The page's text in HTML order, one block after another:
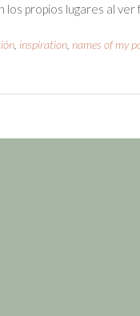
los propios lugares al
inspiration names of my